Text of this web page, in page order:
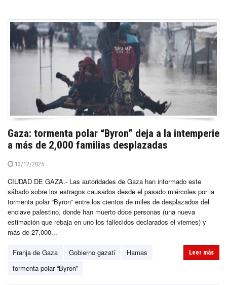
Gaza: tormenta polar “Byron” deja a la intemperie
a más de 2,000 familias desplazadas
13/12/2025
CIUDAD DE GAZA.- Las autoridades de Gaza han informado este
sábado sobre los estragos causados desde el pasado miércoles por la
tormenta polar “Byron” entre los cientos de miles de desplazados del
enclave palestino, donde han muerto doce personas (una nueva
estimación que rebaja en uno los fallecidos declarados el viernes) y
más de 27,000...
Franja de Gaza Gobierno gazatí
Hamas
tormenta polar “Byron”
Leer más